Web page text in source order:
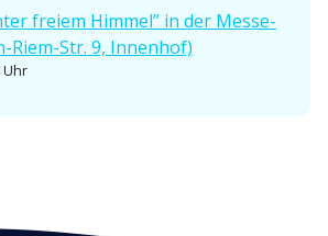
freiem Himmel” in der Messe­
Riem-Str. 9, Innenhof)
Uhr